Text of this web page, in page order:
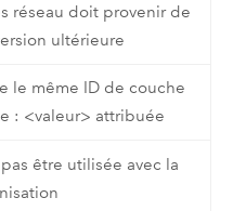
réseau doit provenir de
ultérieure
le même ID de couche
: <valeur> attribuée
être utilisée avec la